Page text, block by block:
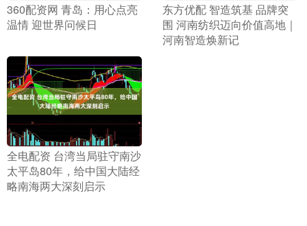
​360配资网 青岛：用心点亮
温情 迎世界问候日
​东方优配 智造筑基 品牌突
围 河南纺织迈向价值高地｜
河南智造焕新记
​全电配资 台湾当局驻守南沙
太平岛80年，给中国大陆经
略南海两大深刻启示